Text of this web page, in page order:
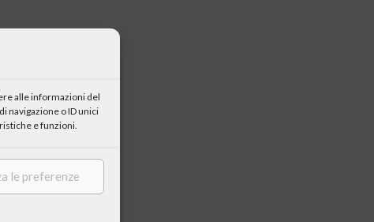
alle informazioni del
navigazione o ID unici
e funzioni.
le preferenze